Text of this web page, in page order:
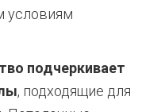
условиям
подчеркивает
, подходящие для